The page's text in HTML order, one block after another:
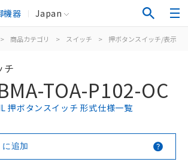
機器 Japan
> 商品カテゴリ > スイッチ > 押ボタンスイッチ/表示灯
チ
TOA-P102-OC
押ボタンスイッチ 形式仕様一覧
追加